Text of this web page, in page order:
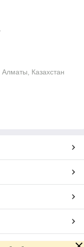
Казахстан